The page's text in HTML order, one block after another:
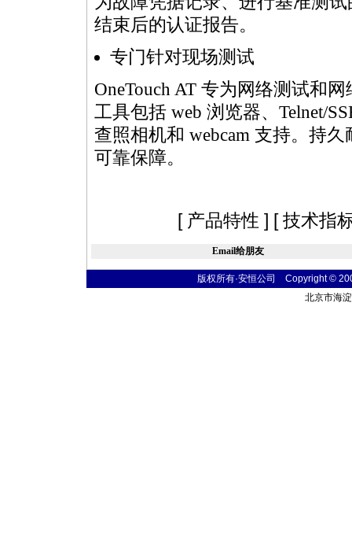
结束后的认证报告。
专门针对现场测试
OneTouch AT 专为网络测试和
工具包括 web 浏览器、Telnet/
查照相机和 webcam 支持。持
可靠保障。
[ 产品特性 ] [技术指
Email给朋友
版权所有·安恒公司 Copyright ©
北京市海